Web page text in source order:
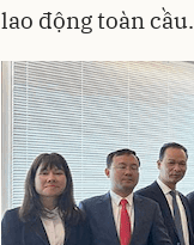
lao động toàn cầu.